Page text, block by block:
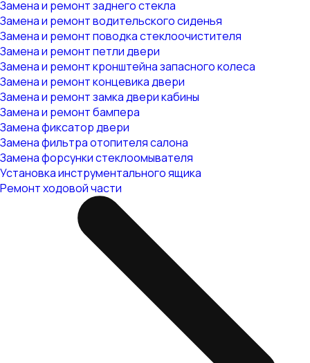
Замена и ремонт заднего стекла
Замена и ремонт водительского сиденья
Замена и ремонт поводка стеклоочистителя
Замена и ремонт петли двери
Замена и ремонт кронштейна запасного колеса
Замена и ремонт концевика двери
Замена и ремонт замка двери кабины
Замена и ремонт бампера
Замена фиксатор двери
Замена фильтра отопителя салона
Замена форсунки стеклоомывателя
Установка инструментального ящика
Ремонт ходовой части